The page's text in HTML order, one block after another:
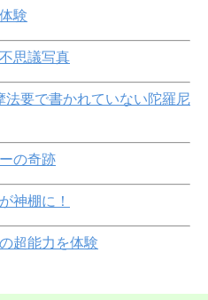
験
思議写真
要で書かれていない陀羅尼
の奇跡
神棚に！
超能力を体験